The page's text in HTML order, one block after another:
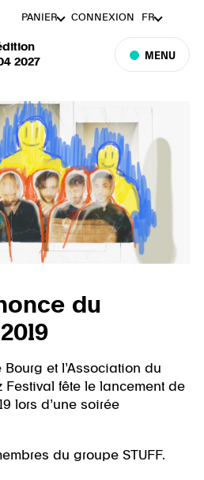
2027
MENU
PANIER CONNEXION FR
du
et l’Association du
Festival fête le lancement de
lors d’une soirée
du groupe STUFF.